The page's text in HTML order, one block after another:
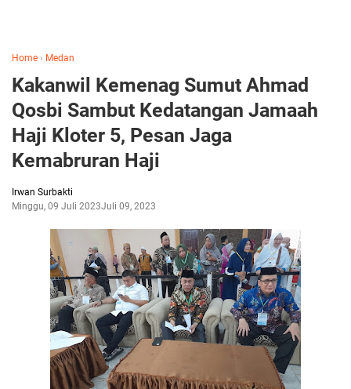
Home › Medan
Kakanwil Kemenag Sumut Ahmad
Qosbi Sambut Kedatangan Jamaah
Haji Kloter 5, Pesan Jaga
Kemabruran Haji
Irwan Surbakti
Minggu, 09 Juli 2023Juli 09, 2023